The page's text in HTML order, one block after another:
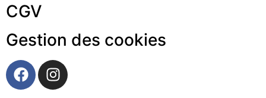
CGV
Gestion des cookies